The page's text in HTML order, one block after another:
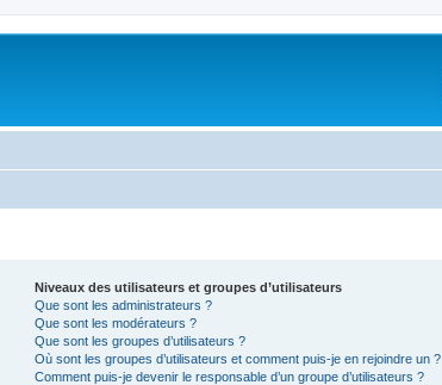
Niveaux des utilisateurs et groupes d’utilisateurs
Que sont les administrateurs ?
Que sont les modérateurs ?
Que sont les groupes d’utilisateurs ?
Où sont les groupes d’utilisateurs et comment puis-je en rejoindre un ?
Comment puis-je devenir le responsable d’un groupe d’utilisateurs ?